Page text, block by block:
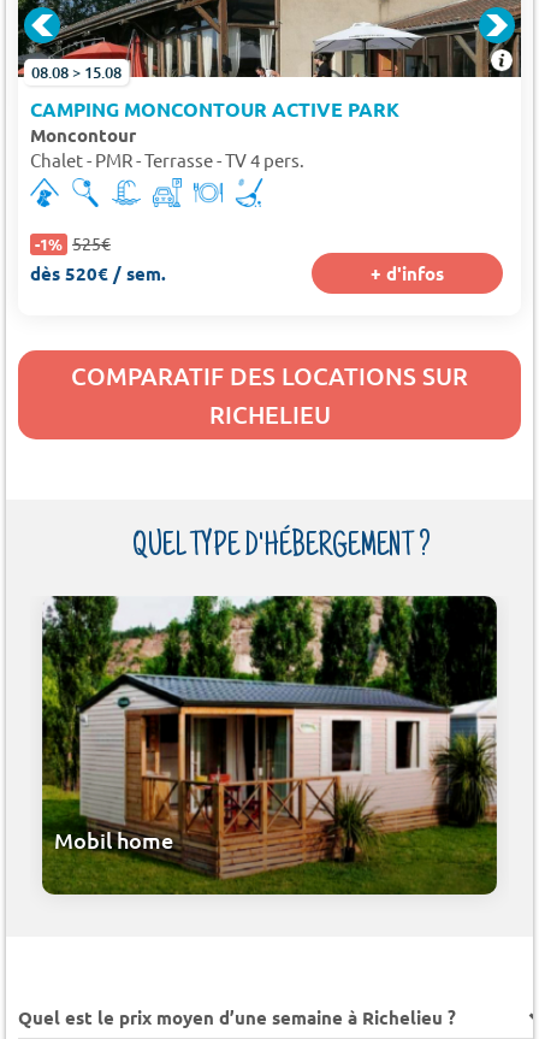
08.08 > 15.08
CAMPING MONCONTOUR ACTIVE PARK
Moncontour
Chalet - PMR - Terrasse - TV 4 pers.
-1% 525€
dès 520€ / sem. + d'infos
COMPARATIF DES LOCATIONS SUR
RICHELIEU
QUEL TYPE D'HÉBERGEMENT ?
Mobil home
Quel est le prix moyen d’une semaine à Richelieu ?